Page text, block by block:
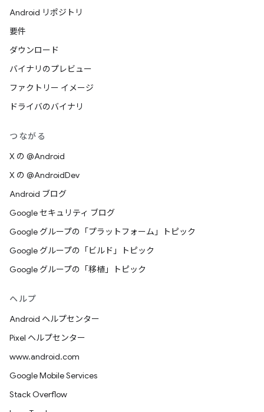
Android リポジトリ
要件
ダウンロード
バイナリのプレビュー
ファクトリー イメージ
ドライバのバイナリ
つながる
X の @Android
X の @AndroidDev
Android ブログ
Google セキュリティ ブログ
Google グループの「プラットフォーム」トピック
Google グループの「ビルド」トピック
Google グループの「移植」トピック
ヘルプ
Android ヘルプセンター
Pixel ヘルプセンター
www.android.com
Google Mobile Services
Stack Overflow